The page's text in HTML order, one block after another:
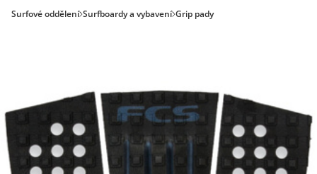
Surfové oddělení Surfboardy a vybavení Grip pady